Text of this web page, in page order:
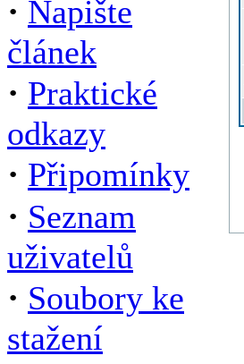
· Napište
článek
· Praktické
odkazy
· Připomínky
· Seznam
uživatelů
· Soubory ke
stažení